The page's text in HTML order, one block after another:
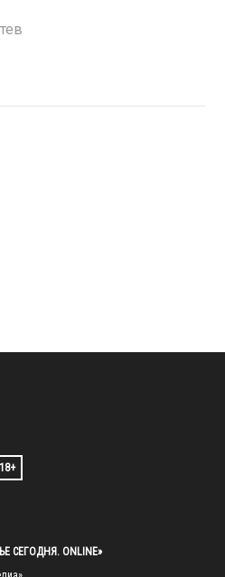
18+
СЕГОДНЯ. ONLINE»